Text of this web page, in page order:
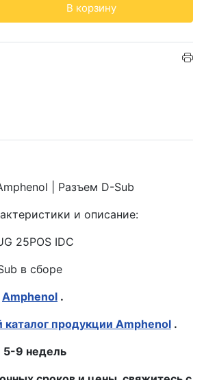
В корзину
| Разъем D-Sub
и описание:
25POS IDC
в сборе
Amphenol .
продукции Amphenol .
5-9 недель